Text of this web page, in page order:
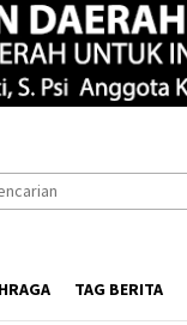
TAG BERITA